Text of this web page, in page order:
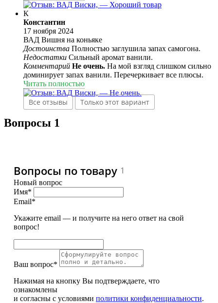
К
Константин
17 ноября 2024
ВАД Вишня на коньяке
Достоинства Полностью заглушила запах самогона.
Недостатки Сильный аромат ванили.
Комментарий Не очень. На мой взгляд слишком сильно
доминирует запах ванили. Перечеркивает все плюсы.
Читать полностью
Все отзывы Только этот вариант
Вопросы 1
Вопросы по товару 1
Новый вопрос
Имя*
Email*
Укажите email — и получите на него ответ на свой
вопрос!
Ваш вопрос*
Нажимая на кнопку Вы подтверждаете, что
ознакомлены
и согласны с условиями политики конфиденциальности.